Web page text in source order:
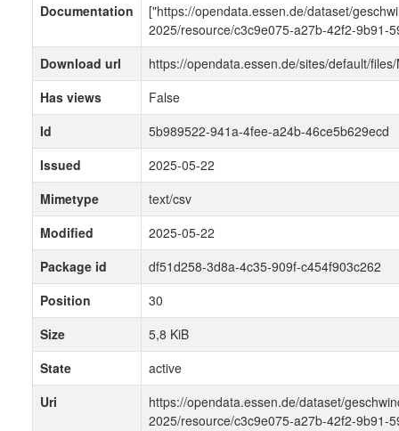
Documentation
["https://opendata.essen.de/dataset/
2025/resource/c3c9e075-a27b-42f2-9b91-
Download url
https://opendata.essen.de/sites/default/
Has views
False
Id
5b989522-941a-4fee-a24b-46ce5b629ecd
Issued
2025-05-22
Mimetype
text/csv
Modified
2025-05-22
Package id
df51d258-3d8a-4c35-909f-c454f903c262
Position
30
Size
5,8 KiB
State
active
Uri
https://opendata.essen.de/dataset/
2025/resource/c3c9e075-a27b-42f2-9b91-